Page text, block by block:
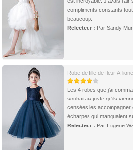
compliments constants
beaucoup.
Relecteur : Par Sandy
Robe de fille de fleur A-
Les 4 robes que j'ai
souhaitais juste qu'ils
censées les accompagner
écharpes qui manquaient
Relecteur : Par Eugene